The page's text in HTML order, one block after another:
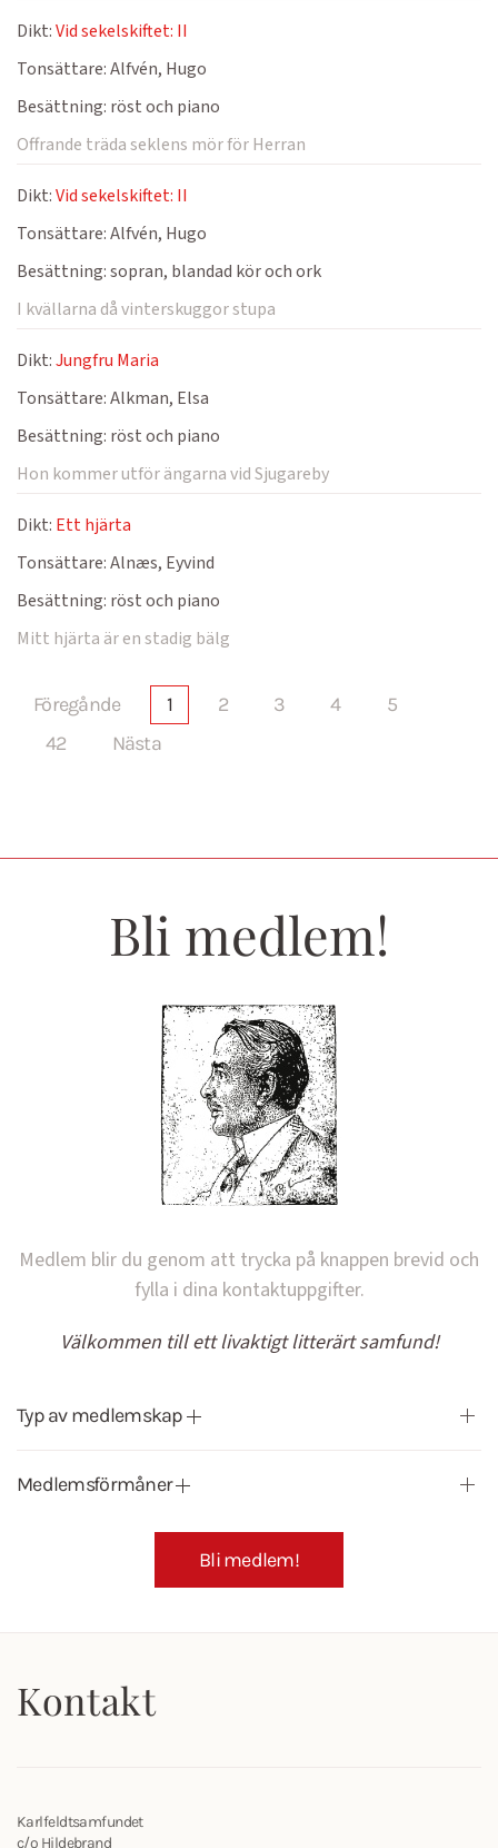
Dikt:Vid sekelskiftet: II
Tonsättare:Alfvén, Hugo
Besättning: röst och piano
Offrande träda seklens mör för Herran
Dikt:Vid sekelskiftet: II
Tonsättare:Alfvén, Hugo
Besättning:sopran, blandad kör och ork
I kvällarna då vinterskuggor stupa
Dikt:Jungfru Maria
Tonsättare:Alkman, Elsa
Besättning: röst och piano
Hon kommer utför ängarna vid Sjugareby
Dikt: Ett hjärta
Tonsättare:Alnæs, Eyvind
Besättning: röst och piano
Mitt hjärta är en stadig bälg
Föregånde 1 2 3 4
5
42
Nästa
Bli medlem!
Medlem blir du genom att trycka på knappen brevid och
fylla i dina kontaktuppgifter.
Välkommen till ett livaktigt litterärt samfund!
Typ av medlemskap
Medlemsförmåner
Bli medlem!
Kontakt
Karlfeldtsamfundet
c/o Hildebrand